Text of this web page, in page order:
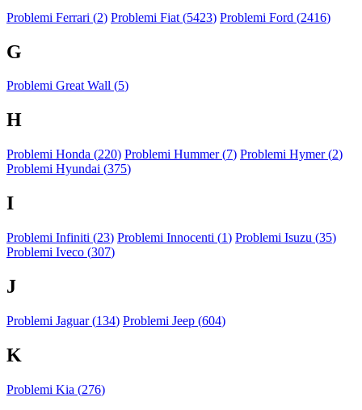
Problemi Ferrari (2) Problemi Fiat (5423) Problemi Ford (2416)
G
Problemi Great Wall (5)
H
Problemi Honda (220) Problemi Hummer (7) Problemi Hymer (2)
Problemi Hyundai (375)
I
Problemi Infiniti (23) Problemi Innocenti (1) Problemi Isuzu (35)
Problemi Iveco (307)
J
Problemi Jaguar (134) Problemi Jeep (604)
K
Problemi Kia (276)